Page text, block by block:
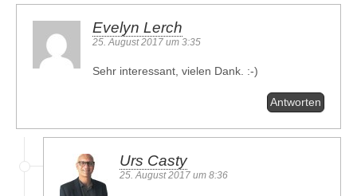
Evelyn Lerch
25. August 2017 um 3:35
Sehr interessant, vielen Dank. :-)
Antworten
Urs Casty
25. August 2017 um 8:36